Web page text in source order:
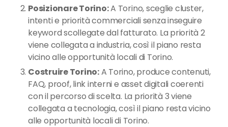
Posizionare Torino:A Torino, sceglie cluster,
intenti e priorità commerciali senza inseguire
keyword scollegate dal fatturato. La priorità 2
viene collegata a industria, così il piano resta
vicino alle opportunità locali di Torino.
Costruire Torino:A Torino, produce contenuti,
FAQ, proof, link interni e asset digitali coerenti
con il percorso di scelta. La priorità 3 viene
collegata a tecnologia, così il piano resta vicino
alle opportunità locali di Torino.